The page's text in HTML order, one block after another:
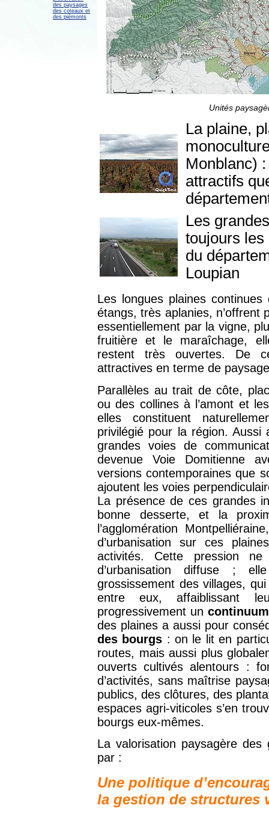
des paysages
des coteaux et
des piémonts
Unités
La plaine,
Monblanc)
attractifs
Les
toujours
du
Loupian
Les longues plaines
étangs, très aplanies, n’offrent
essentiellement par la vigne,
fruitière et le maraîchage,
restent très ouvertes. De
attractives en terme de
Parallèles au trait de côte,
ou des collines à l’amont et
elles constituent
privilégié pour la région. Aussi
grandes voies de
devenue Voie Domitienne
versions contemporaines que
ajoutent les voies
La présence de ces grandes
bonne desserte, et la
l’agglomération
d’urbanisation sur ces
activités. Cette pression
d’urbanisation diffuse ;
grossissement des villages,
entre eux, affaiblissant
progressivement un
des plaines a aussi pour
des bourgs : on le lit en
routes, mais aussi plus
ouverts cultivés alentours :
d’activités, sans maîtrise
publics, des clôtures, des
espaces agri-viticoles s’en
bourgs eux-mêmes.
La valorisation paysagère des
par :
Une politique
la gestion de structures